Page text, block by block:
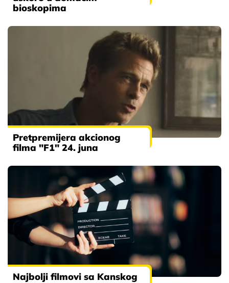
bioskopima
Pretpremijera akcionog
filma "F1" 24. juna
Najbolji filmovi sa Kanskog